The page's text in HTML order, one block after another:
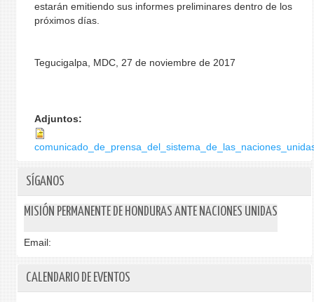
estarán emitiendo sus informes preliminares dentro de los
próximos días.
Tegucigalpa, MDC, 27 de noviembre de 2017
Adjuntos:
SÍGANOS
MISIÓN PERMANENTE DE HONDURAS ANTE NACIONES UNIDAS
Email:
CALENDARIO DE EVENTOS